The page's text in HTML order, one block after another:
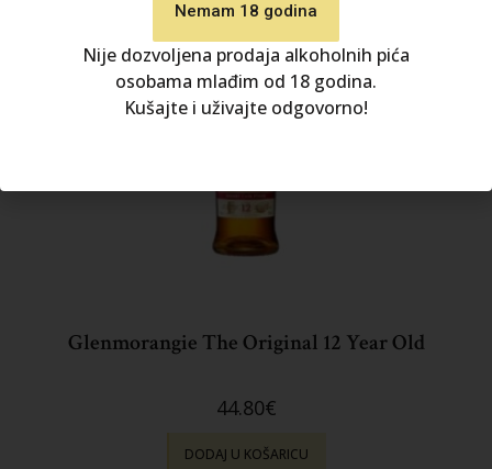
Glenmorangie The Original 12 Year Old
44.80€
DODAJ U KOŠARICU
Nemam 18 godina
Nije dozvoljena prodaja alkoholnih pića
osobama mlađim od 18 godina.
Kušajte i uživajte odgovorno!